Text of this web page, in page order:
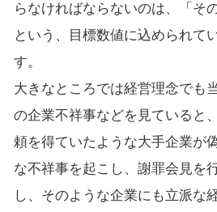
らなければならないのは、「そ
という、目標数値に込められて
す。
大きなところでは経営理念でも
の企業不祥事などを見ていると
頼を得ていたような大手企業が
な不祥事を起こし、謝罪会見を
し、そのような企業にも立派な